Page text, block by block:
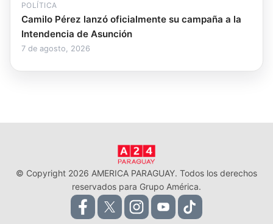
POLÍTICA
Camilo Pérez lanzó oficialmente su campaña a la
Intendencia de Asunción
7 de agosto, 2026
© Copyright 2026 AMERICA PARAGUAY. Todos los derechos
reservados para Grupo América.